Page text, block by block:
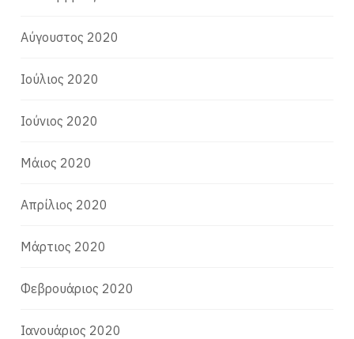
Αύγουστος 2020
Ιούλιος 2020
Ιούνιος 2020
Μάιος 2020
Απρίλιος 2020
Μάρτιος 2020
Φεβρουάριος 2020
Ιανουάριος 2020